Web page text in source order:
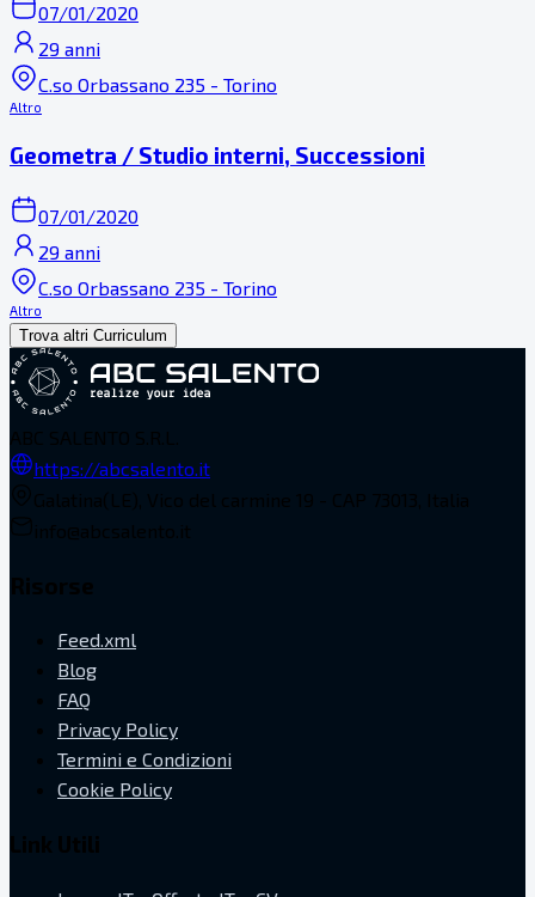
07/01/2020
29 anni
C.so Orbassano 235 - Torino
Altro
Geometra / Studio interni, Successioni
07/01/2020
29 anni
C.so Orbassano 235 - Torino
Altro
Trova altri Curriculum
https://abcsalento.it
Feed.xml
Blog
FAQ
Privacy Policy
Termini e Condizioni
Cookie Policy